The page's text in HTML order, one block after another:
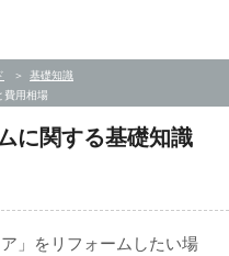
基礎知識
費用相場
に関する基礎知識
」をリフォームしたい場